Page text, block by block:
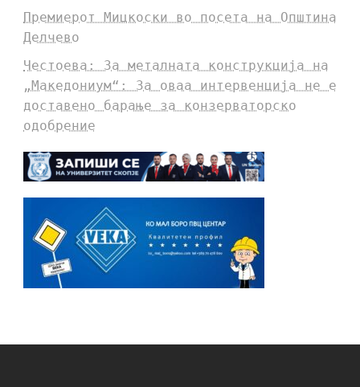
Премиерот Мицкоски во посета на Општина
Делчево
Честоева: За металната конструкција на
„Македониум“: За оваа интервенција не е
доставено барање за конзерваторско
одобрение